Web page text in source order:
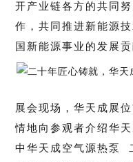
开产业链各方的共同
作，共同推进新能源
国新能源事业的发展贡
展会现场，华天成展
情地向参观者介绍华
中华天成空气源热泵